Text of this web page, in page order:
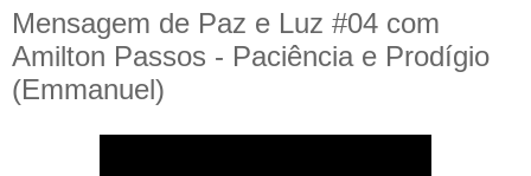
Mensagem de Paz e Luz #04 com
Amilton Passos - Paciência e Prodígio
(Emmanuel)